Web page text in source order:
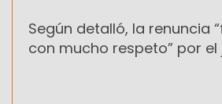
Según detalló, la renuncia
con mucho respeto” por